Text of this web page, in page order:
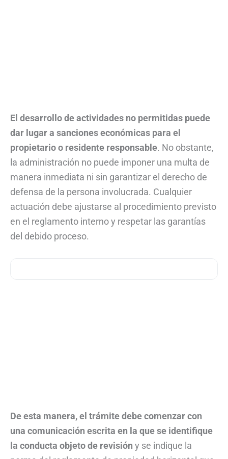
El desarrollo de actividades no permitidas puede
dar lugar a sanciones económicas para el
propietario o residente responsable. No obstante,
la administración no puede imponer una multa de
manera inmediata ni sin garantizar el derecho de
defensa de la persona involucrada. Cualquier
actuación debe ajustarse al procedimiento previsto
en el reglamento interno y respetar las garantías
del debido proceso.
De esta manera, el trámite debe comenzar con
una comunicación escrita en la que se identifique
la conducta objeto de revisión y se indique la